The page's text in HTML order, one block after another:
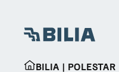
BILIA | POLESTAR